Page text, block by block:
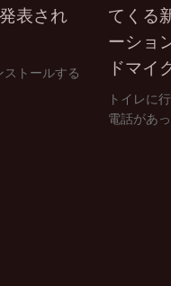
表され
ストールする
てくる
ーショ
ドマイ
トイレに
電話があ